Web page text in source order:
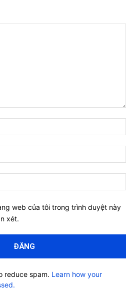
web của tôi trong trình duyệt này
xét.
reduce spam. Learn how your